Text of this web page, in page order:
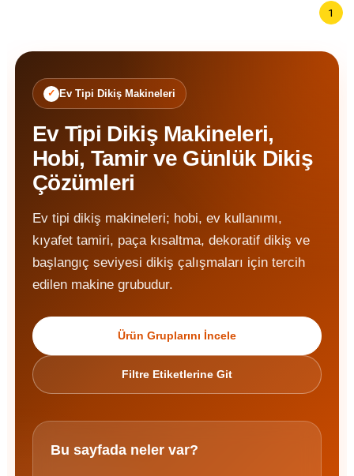
1
Ev Tipi Dikiş Makineleri
Ev Tipi Dikiş Makineleri,
Hobi, Tamir ve Günlük Dikiş
Çözümleri
Ev tipi dikiş makineleri; hobi, ev kullanımı,
kıyafet tamiri, paça kısaltma, dekoratif dikiş ve
başlangıç seviyesi dikiş çalışmaları için tercih
edilen makine grubudur.
Ürün Gruplarını İncele
Filtre Etiketlerine Git
Bu sayfada neler var?